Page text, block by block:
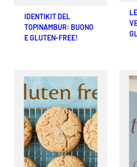
IDENTIKIT DEL
TOPINAMBUR: BUONO
E GLUTEN-FREE!